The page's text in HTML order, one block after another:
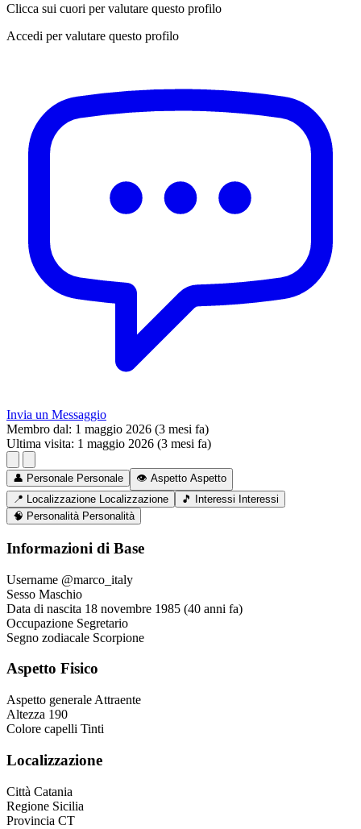
Clicca sui cuori per valutare questo profilo
Accedi per valutare questo profilo
Invia un Messaggio
Membro dal: 1 maggio 2026 (3 mesi fa)
Ultima visita: 1 maggio 2026 (3 mesi fa)
👤 Personale Personale 👁️ Aspetto Aspetto
📍 Localizzazione Localizzazione 🎵 Interessi Interessi
🧠 Personalità Personalità
Informazioni di Base
Username @marco_italy
Sesso Maschio
Data di nascita 18 novembre 1985 (40 anni fa)
Occupazione Segretario
Segno zodiacale Scorpione
Aspetto Fisico
Aspetto generale Attraente
Altezza 190
Colore capelli Tinti
Localizzazione
Città Catania
Regione Sicilia
Provincia CT